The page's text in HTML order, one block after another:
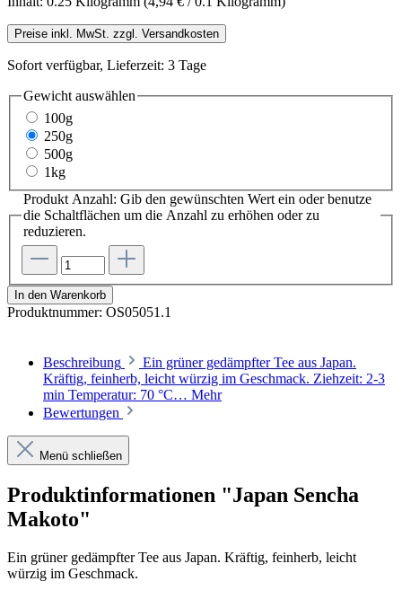
Preise inkl. MwSt. zzgl. Versandkosten
Sofort verfügbar, Lieferzeit: 3 Tage
Gewicht auswählen
100g
250g
500g
1kg
Produkt Anzahl: Gib den gewünschten Wert ein oder benutze
die Schaltflächen um die Anzahl zu erhöhen oder zu
reduzieren.
In den Warenkorb
Produktnummer: OS05051.1
Beschreibung
Ein grüner gedämpfter Tee aus Japan.
Kräftig, feinherb, leicht würzig im Geschmack. Ziehzeit: 2-3
min Temperatur: 70 °C… Mehr
Bewertungen
Menü schließen
Produktinformationen "Japan Sencha
Makoto"
Ein grüner gedämpfter Tee aus Japan. Kräftig, feinherb, leicht
würzig im Geschmack.